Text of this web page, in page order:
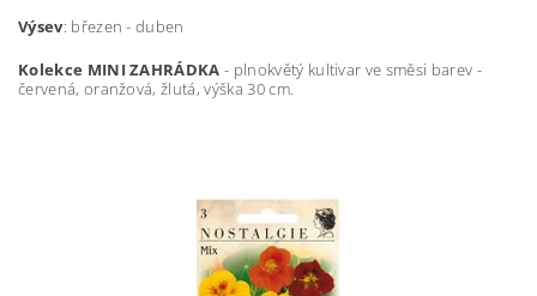
Výsev: březen - duben
Kolekce MINI ZAHRÁDKA - plnokvětý kultivar ve směsi barev -
červená, oranžová, žlutá, výška 30 cm.